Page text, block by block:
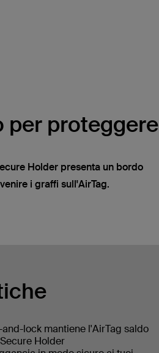
per proteggere
Holder presenta un bordo
i graffi sull'AirTag.
lock mantiene l'AirTag saldo
Holder